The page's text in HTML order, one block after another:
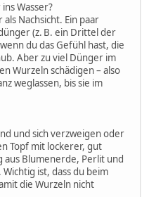
Wasser?
Nachsicht. Ein paar
(z. B. ein Drittel der
du das Gefühl hast, die
Aber zu viel Dünger im
Wurzeln schädigen – also
weglassen, bis sie im
und sich verzweigen oder
Topf mit lockerer, gut
aus Blumenerde, Perlit und
ist, dass du beim
die Wurzeln nicht